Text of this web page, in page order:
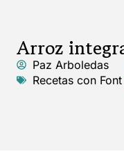
Arroz
Paz Arboledas
Recetas con